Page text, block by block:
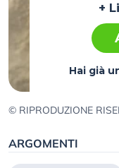
+
Hai già
© RIPRODUZIONE
ARGOMENTI